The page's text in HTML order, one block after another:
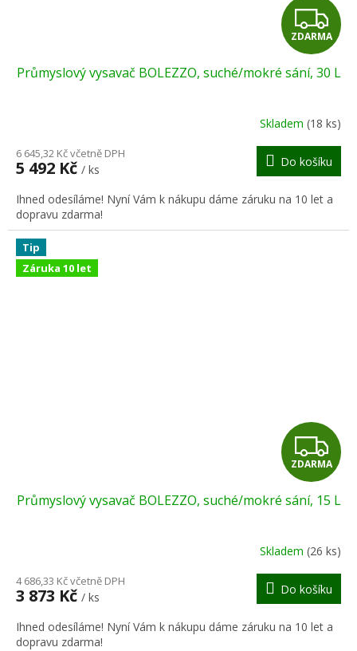
Z
D
A
R
M
A
ZDARMA
Průmyslový vysavač BOLEZZO, suché/mokré sání, 30 L
Skladem (18 ks)
6 645,32 Kč včetně DPH
5 492 Kč / ks
Do košíku
Ihned odesíláme! Nyní Vám k nákupu dáme záruku na 10 let a
dopravu zdarma!
Tip
Záruka 10 let
Z
D
A
R
M
A
ZDARMA
Průmyslový vysavač BOLEZZO, suché/mokré sání, 15 L
Skladem (26 ks)
4 686,33 Kč včetně DPH
3 873 Kč / ks
Do košíku
Ihned odesíláme! Nyní Vám k nákupu dáme záruku na 10 let a
dopravu zdarma!